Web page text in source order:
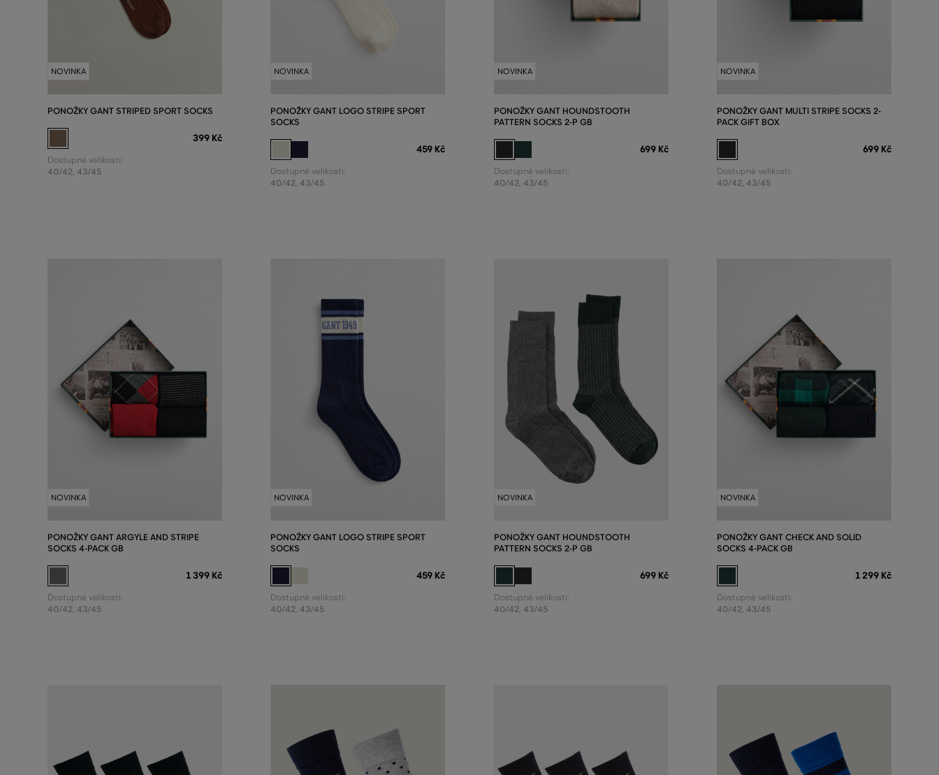
NOVINKA
PONOŽKY GANT STRIPED SPORT SOCKS
399 Kč
Dostupné velikosti:
40/42, 43/45
NOVINKA
PONOŽKY GANT LOGO STRIPE SPORT
SOCKS
459 Kč
Dostupné velikosti:
40/42, 43/45
NOVINKA
PONOŽKY GANT HOUNDSTOOTH
PATTERN SOCKS 2-P GB
699 Kč
Dostupné velikosti:
40/42, 43/45
NOVINKA
PONOŽKY GANT MULTI STRIPE SOCKS 2-
PACK GIFT BOX
699 Kč
Dostupné velikosti:
40/42, 43/45
NOVINKA
PONOŽKY GANT ARGYLE AND STRIPE
SOCKS 4-PACK GB
1 399 Kč
Dostupné velikosti:
40/42, 43/45
NOVINKA
PONOŽKY GANT LOGO STRIPE SPORT
SOCKS
459 Kč
Dostupné velikosti:
40/42, 43/45
NOVINKA
PONOŽKY GANT HOUNDSTOOTH
PATTERN SOCKS 2-P GB
699 Kč
Dostupné velikosti:
40/42, 43/45
NOVINKA
PONOŽKY GANT CHECK AND SOLID
SOCKS 4-PACK GB
1 299 Kč
Dostupné velikosti:
40/42, 43/45